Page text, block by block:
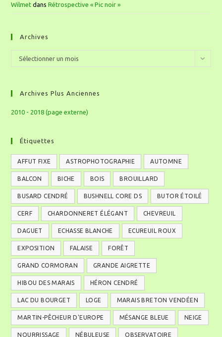
Wilmet dansRétrospective « Pic noir »
Archives
Sélectionner un mois
Archives Plus Anciennes
2010 - 2018 (page externe)
Étiquettes
AFFUT FIXE ASTROPHOTOGRAPHIE AUTOMNE
BALCON BICHE BOIS BROUILLARD
BUSARD CENDRÉ BUSHNELL CORE DS BUTOR ÉTOILÉ
CERF CHARDONNERET ÉLÉGANT CHEVREUIL
DAGUET ECHASSE BLANCHE ECUREUIL ROUX
EXPOSITION FALAISE FORÊT
GRAND CORMORAN GRANDE AIGRETTE
HIBOU DES MARAIS HÉRON CENDRÉ
LAC DU BOURGET LOGE MARAIS BRETON VENDÉEN
MARTIN-PÊCHEUR D'EUROPE MÉSANGE BLEUE NEIGE
NOURRISSAGE NÉBULEUSE OBSERVATOIRE